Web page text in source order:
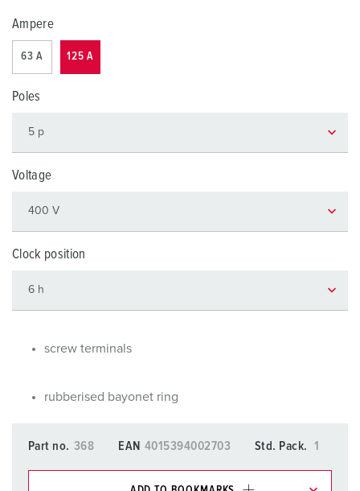
Ampere
63 A 125 A
Poles
Voltage
Clock position
screw terminals
rubberised bayonet ring
Part no. 368 EAN 4015394002703 Std. Pack. 1